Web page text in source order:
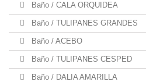
Baño / CALA ORQUIDEA
Baño / TULIPANES GRANDES
Baño / ACEBO
Baño / TULIPANES CESPED
Baño / DALIA AMARILLA